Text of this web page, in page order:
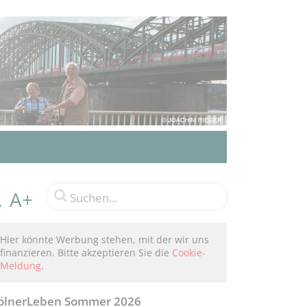
A+
Hier könnte Werbung stehen, mit der wir uns
finanzieren. Bitte akzeptieren Sie die Cookie-
Meldung.
Sommer 2026